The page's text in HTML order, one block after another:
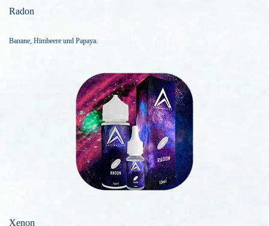
Radon
Banane, Himbeere und Papaya.
Xenon